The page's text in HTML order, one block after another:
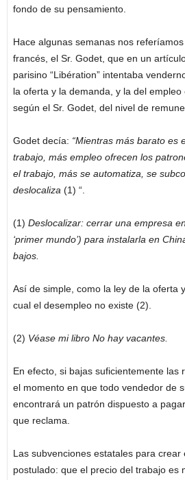
fondo de su pensamiento.
Hace algunas semanas nos
francés, el Sr. Godet, que en un
parisino “Libération” intentaba
la oferta y la demanda, y la del empleo
según el Sr. Godet, del nivel de
Godet decía: “Mientras más barato es
trabajo, más empleo ofrecen los
el trabajo, más se automatiza, se
deslocaliza (1) “.
(1) Deslocalizar: cerrar una empresa
‘primer mundo’) para instalarla en
bajos.
Así de simple, como la ley de la oferta
cual el desempleo no existe (2).
(2) Véase mi libro No hay vacantes.
En efecto, si bajas suficientemente las
el momento en que todo vendedor de
encontrará un patrón dispuesto a
que reclama.
Las subvenciones estatales para
postulado: que el precio del trabajo es